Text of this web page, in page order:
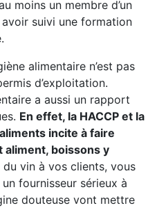
moins un membre d’un
suivi une formation
alimentaire n’est pas
d’exploitation.
a aussi un rapport
En effet, la HACCP et la
incite à faire
aliment, boissons y
vin à vos clients, vous
fournisseur sérieux à
douteuse vont mettre